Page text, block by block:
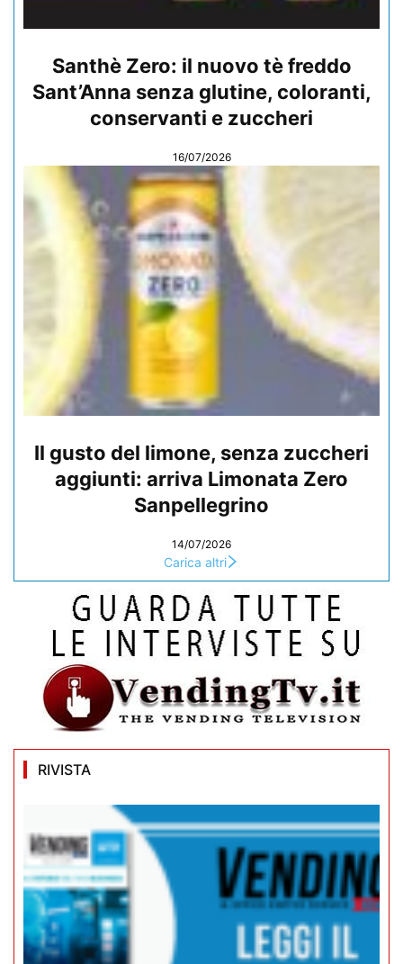
Santhè Zero: il nuovo tè freddo
Sant’Anna senza glutine, coloranti,
conservanti e zuccheri
16/07/2026
Il gusto del limone, senza zuccheri
aggiunti: arriva Limonata Zero
Sanpellegrino
14/07/2026
Carica altri
RIVISTA